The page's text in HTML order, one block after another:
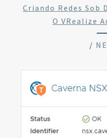
Criando Redes Sob
O VRealize
/